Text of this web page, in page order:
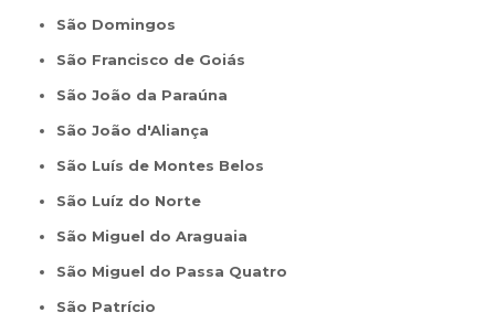
São Domingos
São Francisco de Goiás
São João da Paraúna
São João d'Aliança
São Luís de Montes Belos
São Luíz do Norte
São Miguel do Araguaia
São Miguel do Passa Quatro
São Patrício